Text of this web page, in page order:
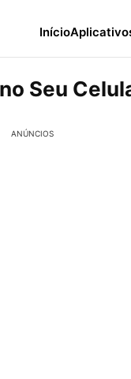
Início
Seu
ANÚNCIOS